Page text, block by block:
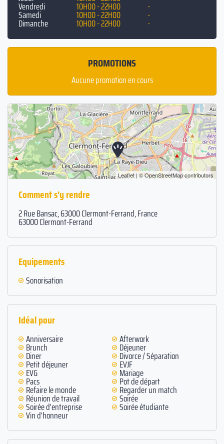
Vendredi 10H00 - 22H00 -
Samedi 10H00 - 22H00 -
Dimanche 10H00 - 22H00 -
PROMOTIONS
Aucune promotion en cours
Leaflet| ©OpenStreetMapcontributors
Comment s'y rendre
2 Rue Bansac, 63000 Clermont-Ferrand, France
63000 Clermont-Ferrand
Equipements
Sonorisation
Idéal pour
Anniversaire Afterwork
Brunch Déjeuner
Diner Divorce / Séparation
Petit déjeuner EVJF
EVG Mariage
Pacs Pot de départ
Refaire le monde Regarder un match
Réunion de travail Soirée
Soirée d'entreprise Soirée étudiante
Vin d'honneur